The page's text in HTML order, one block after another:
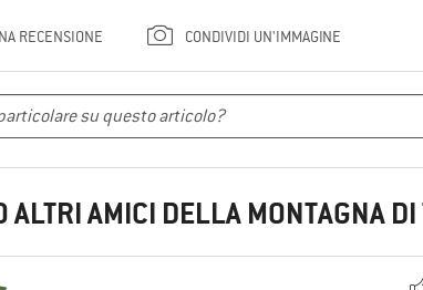
RECENSIONE CONDIVIDI UN'IMMAGINE
ALTRI AMICI DELLA MONTAGNA